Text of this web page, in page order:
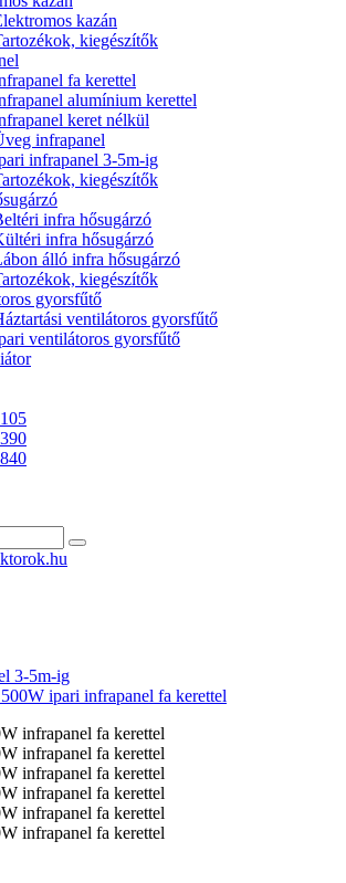
kazán
kiegészítők
fa kerettel
alumínium kerettel
keret nélkül
infrapanel
infrapanel 3-5m-ig
kiegészítők
infra hősugárzó
infra hősugárzó
álló infra hősugárzó
kiegészítők
gyorsfűtő
ventilátoros gyorsfűtő
ventilátoros gyorsfűtő
3-5m-ig
ipari infrapanel fa kerettel